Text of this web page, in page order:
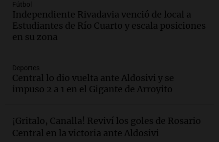
proteínas
Una mañana para todos
Episodios
María
Panorama Federal
Episodios
Tucumán: destruyeron 433 luminarias
públicas en 14 meses
Panorama Federal
Fútbol
Independiente Rivadavia venció de local a
Estudiantes de Río Cuarto y escala posiciones
en su zona
Deportes
Central lo dio vuelta ante Aldosivi y se
impuso 2 a 1 en el Gigante de Arroyito
¡Gritalo, Canalla! Reviví los goles de Rosario
Central en la victoria ante Aldosivi